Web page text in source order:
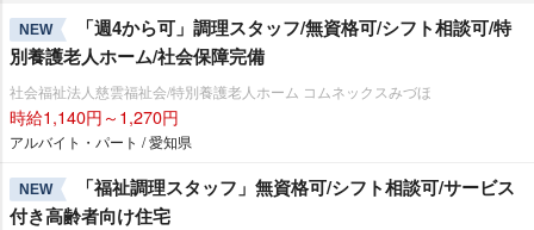
NEW
「週4から可」調理スタッフ/無資格可/シフト相談可/特
別養護老人ホーム/社会保障完備
社会福祉法人慈雲福祉会/特別養護老人ホーム コムネックスみづほ
時給1,140円～1,270円
アルバイト・パート / 愛知県
NEW
「福祉調理スタッフ」無資格可/シフト相談可/サービス
付き高齢者向け住宅